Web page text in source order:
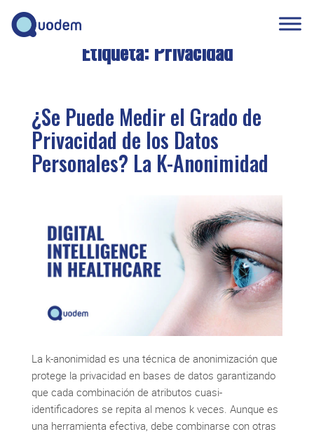
Etiqueta: Privacidad
¿Se Puede Medir el Grado de
Privacidad de los Datos
Personales? La K-Anonimidad
La k-anonimidad es una técnica de anonimización que
protege la privacidad en bases de datos garantizando
que cada combinación de atributos cuasi-
identificadores se repita al menos k veces. Aunque es
una herramienta efectiva, debe combinarse con otras